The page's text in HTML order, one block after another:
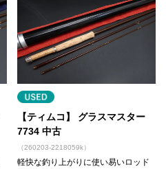
【ティムコ】 グラスマスター
7734 中古
（260203-2218059k）
軽快な釣り上がりに使い易いロッド